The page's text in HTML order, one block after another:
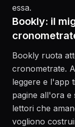
essa.
Bookly: il
Bookly ruota
cronometrate.
leggere e l'app
pagine all'ora e
lettori che
vogliono